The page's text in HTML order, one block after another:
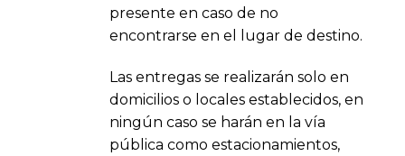
presente en caso de no
encontrarse en el lugar de destino.
Las entregas se realizarán solo en
domicilios o locales establecidos, en
ningún caso se harán en la vía
pública como estacionamientos,